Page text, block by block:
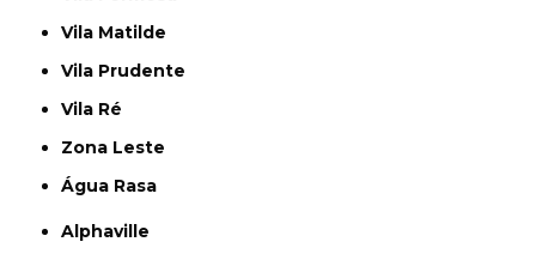
Vila Matilde
Vila Prudente
Vila Ré
Zona Leste
Água Rasa
Alphaville